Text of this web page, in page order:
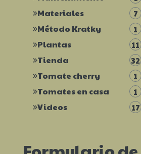
Materiales
7
Método Kratky
1
Plantas
11
Tienda
32
Tomate cherry
1
Tomates en casa
1
Videos
17